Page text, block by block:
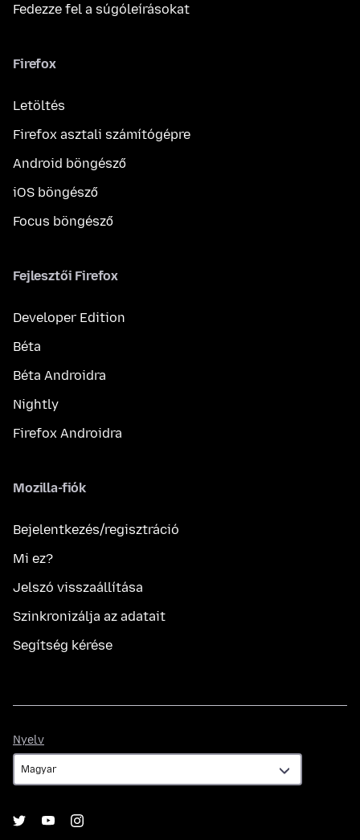
Fedezze fel a súgóleírásokat
Firefox
Letöltés
Firefox asztali számítógépre
Android böngésző
iOS böngésző
Focus böngésző
Fejlesztői Firefox
Developer Edition
Béta
Béta Androidra
Nightly
Firefox Androidra
Mozilla-fiók
Bejelentkezés/regisztráció
Mi ez?
Jelszó visszaállítása
Szinkronizálja az adatait
Segítség kérése
Nyelv